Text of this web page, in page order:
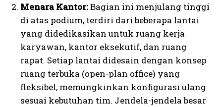
Menara Kantor:Bagian ini menjulang tinggi
di atas podium, terdiri dari beberapa lantai
yang didedikasikan untuk ruang kerja
karyawan, kantor eksekutif, dan ruang
rapat. Setiap lantai didesain dengan konsep
ruang terbuka (open-plan office) yang
fleksibel, memungkinkan konfigurasi ulang
sesuai kebutuhan tim. Jendela-jendela besar